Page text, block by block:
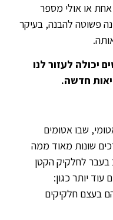
או אולי מספר
פשוטה להבנה, בעיקר
יכולה לעזור לנו
חדשה.
שבו אטומים
שונות מאוד ממה
בעבר לחלקיק הקטן
יותר כגון:
בעצם חלקיקים